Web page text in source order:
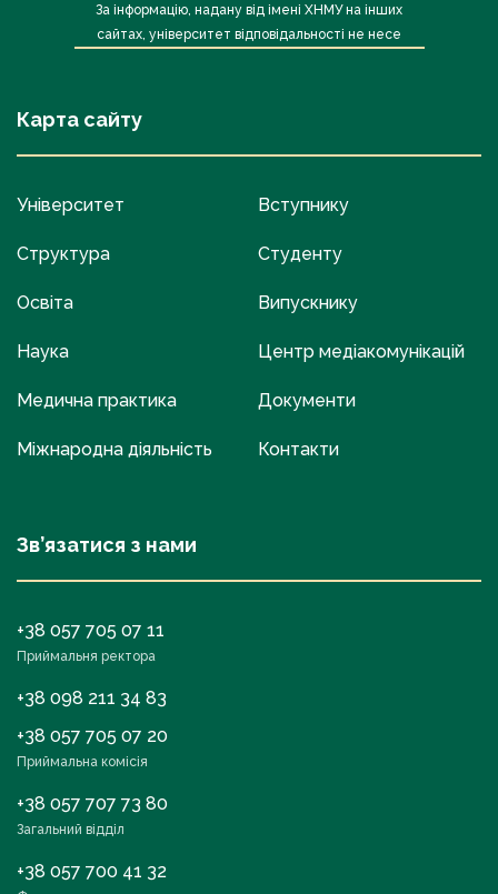
За інформацію, надану від імені ХНМУ на інших
сайтах, університет відповідальності не несе
Карта сайту
Університет
Структура
Освіта
Наука
Медична практика
Міжнародна діяльність
Вступнику
Студенту
Випускнику
Центр медіакомунікацій
Документи
Контакти
Зв’язатися з нами
+38 057 705 07 11
Приймальня ректора
+38 098 211 34 83
+38 057 705 07 20
Приймальна комісія
+38 057 707 73 80
Загальний відділ
+38 057 700 41 32